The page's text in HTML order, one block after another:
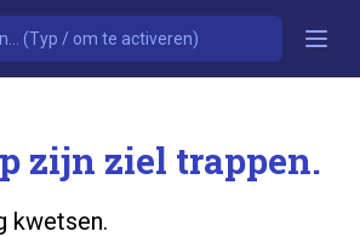
zijn ziel trappen.
kwetsen.